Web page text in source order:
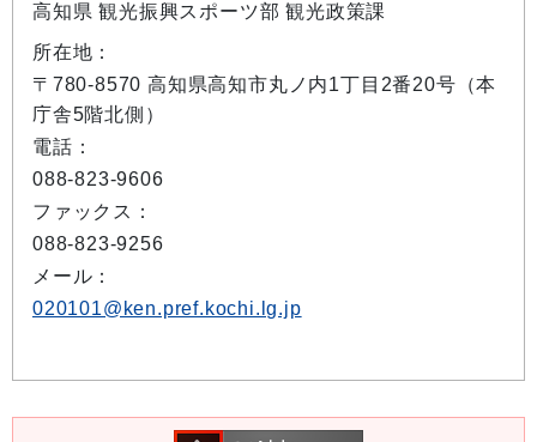
高知県 観光振興スポーツ部 観光政策課
所在地：
〒780-8570 高知県高知市丸ノ内1丁目2番20号（本
庁舎5階北側）
電話：
088-823-9606
ファックス：
088-823-9256
メール：
020101@ken.pref.kochi.lg.jp